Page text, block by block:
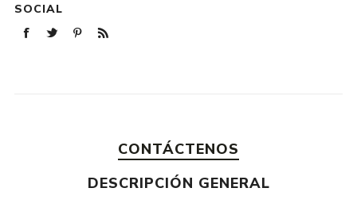
SOCIAL
CONTÁCTENOS
DESCRIPCIÓN GENERAL